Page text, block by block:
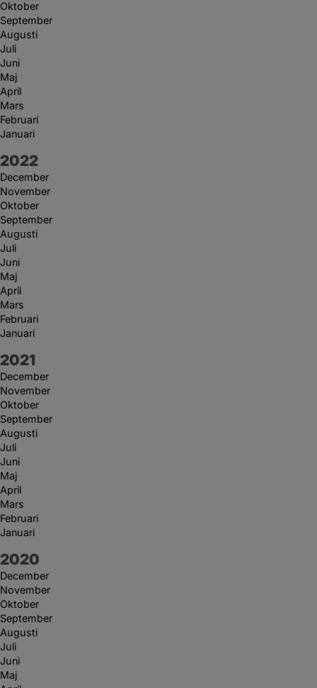
Oktober
September
Augusti
Juli
Juni
Maj
April
Mars
Februari
Januari
År:
2022
December
November
Oktober
September
Augusti
Juli
Juni
Maj
April
Mars
Februari
Januari
År:
2021
December
November
Oktober
September
Augusti
Juli
Juni
Maj
April
Mars
Februari
Januari
År:
2020
December
November
Oktober
September
Augusti
Juli
Juni
Maj